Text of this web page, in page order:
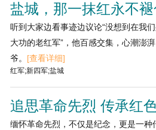
盐城，那一抹红永不褪
听到大家边看事迹边议论“没想到在我
大功的老红军”，他百感交集，心潮澎
爷。 [查看详细]
红军;新四军;盐城
追思革命先烈 传承红
缅怀革命先烈，不仅是纪念，更是一